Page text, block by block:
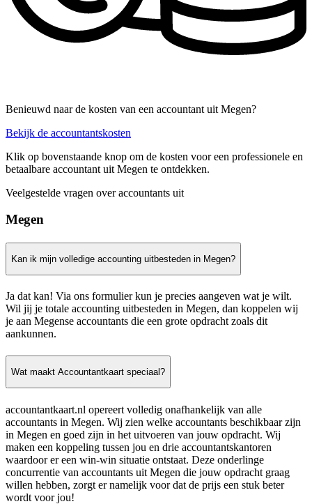
Benieuwd naar de kosten van een accountant uit Megen?
Bekijk de accountantskosten
Klik op bovenstaande knop om de kosten voor een professionele en
betaalbare accountant uit Megen te ontdekken.
Veelgestelde vragen over accountants uit
Megen
Kan ik mijn volledige accounting uitbesteden in Megen?
Ja dat kan! Via ons formulier kun je precies aangeven wat je wilt.
Wil jij je totale accounting uitbesteden in Megen, dan koppelen wij
je aan Megense accountants die een grote opdracht zoals dit
aankunnen.
Wat maakt Accountantkaart speciaal?
accountantkaart.nl opereert volledig onafhankelijk van alle
accountants in Megen. Wij zien welke accountants beschikbaar zijn
in Megen en goed zijn in het uitvoeren van jouw opdracht. Wij
maken een koppeling tussen jou en drie accountantskantoren
waardoor er een win-win situatie ontstaat. Deze onderlinge
concurrentie van accountants uit Megen die jouw opdracht graag
willen hebben, zorgt er namelijk voor dat de prijs een stuk beter
wordt voor jou!